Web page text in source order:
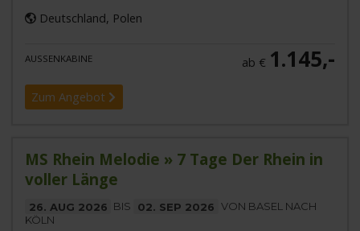
Deutschland, Polen
AUSSENKABINE ab € 1.145,-
Zum Angebot
MS Rhein Melodie » 7 Tage Der Rhein in
voller Länge
26. AUG 2026 BIS 02. SEP 2026 VON BASEL NACH
KÖLN